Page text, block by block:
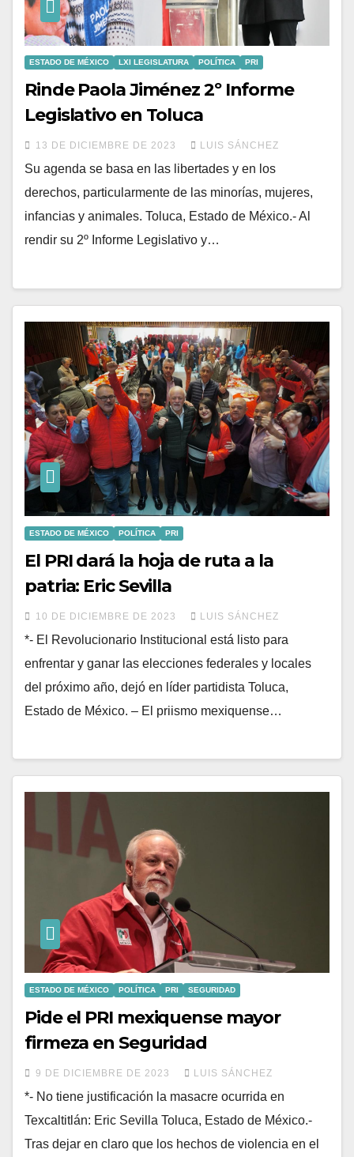
ESTADO DE MÉXICO LXI LEGISLATURA POLÍTICA PRI
Rinde Paola Jiménez 2º Informe
Legislativo en Toluca
13 DE DICIEMBRE DE 2023 LUIS SÁNCHEZ
Su agenda se basa en las libertades y en los
derechos, particularmente de las minorías, mujeres,
infancias y animales. Toluca, Estado de México.- Al
rendir su 2º Informe Legislativo y…
ESTADO DE MÉXICO POLÍTICA PRI
El PRI dará la hoja de ruta a la
patria: Eric Sevilla
10 DE DICIEMBRE DE 2023 LUIS SÁNCHEZ
*- El Revolucionario Institucional está listo para
enfrentar y ganar las elecciones federales y locales
del próximo año, dejó en líder partidista Toluca,
Estado de México. – El priismo mexiquense…
ESTADO DE MÉXICO POLÍTICA PRI SEGURIDAD
Pide el PRI mexiquense mayor
firmeza en Seguridad
9 DE DICIEMBRE DE 2023 LUIS SÁNCHEZ
*- No tiene justificación la masacre ocurrida en
Texcaltitlán: Eric Sevilla Toluca, Estado de México.-
Tras dejar en claro que los hechos de violencia en el